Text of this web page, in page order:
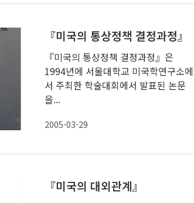
『미국의 통상정책 결정과정』
『미국의 통상정책 결정과정』은
1994년에 서울대학교 미국학연구소에
서 주최한 학술대회에서 발표된 논문
을...
2005-03-29
『미국의 대외관계』